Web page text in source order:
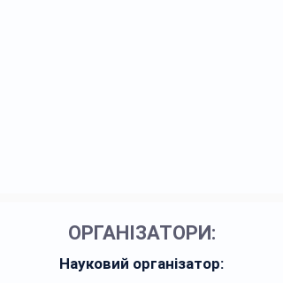
ОРГАНІЗАТОРИ:
Науковий організатор: